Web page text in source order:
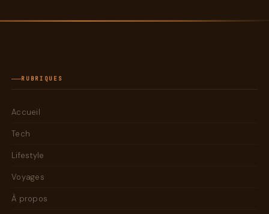
RUBRIQUES
Accueil
Tech
Lifestyle
Voyages
À propos